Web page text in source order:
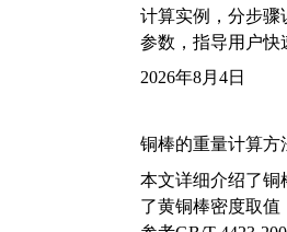
计算实例，分步骤
参数，指导用户快
2026年8月4日
铜棒的重量计算方
本文详细介绍了铜
了黄铜棒密度取值